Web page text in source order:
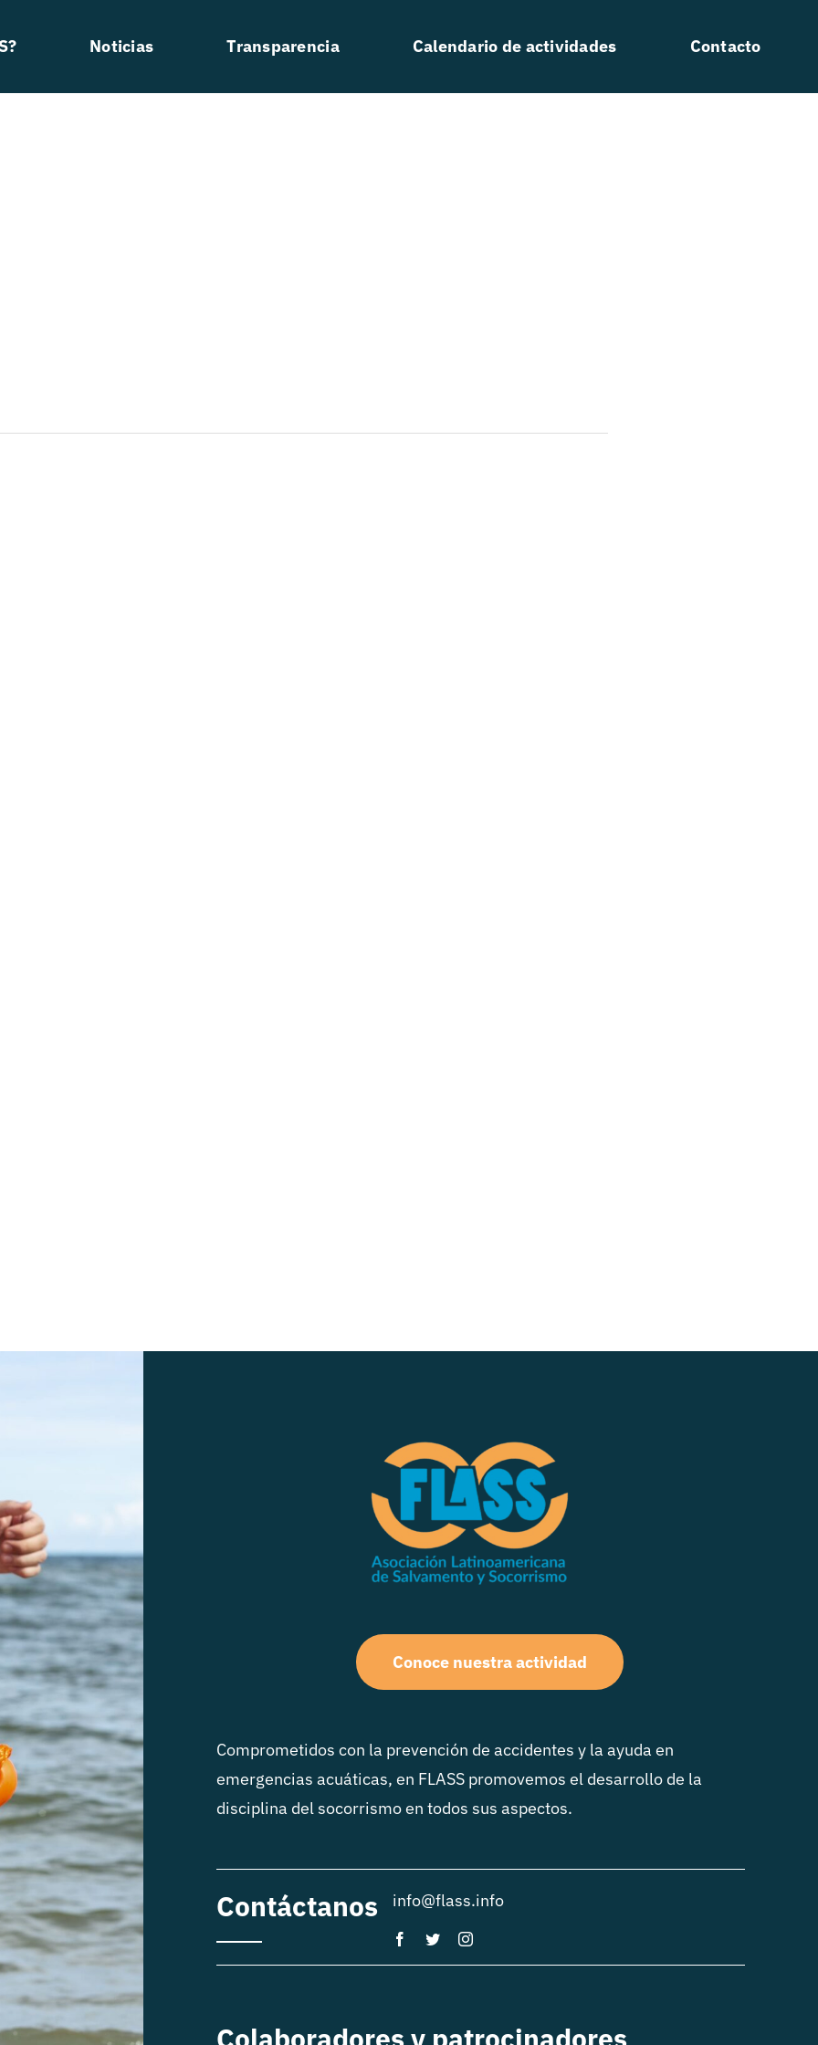
Noticias Transparencia Calendario de actividades Contacto
Conoce nuestra actividad
Comprometidos con la prevención de accidentes y la ayuda en
emergencias acuáticas, en FLASS promovemos el desarrollo de la
disciplina del socorrismo en todos sus aspectos.
Contáctanos info@flass.info